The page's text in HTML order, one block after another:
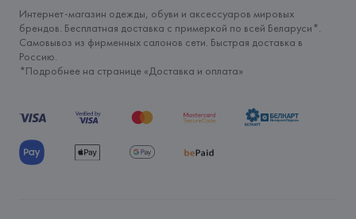
Интернет-магазин одежды, обуви и аксессуаров мировых
брендов. Бесплатная доставка с примеркой по всей Беларуси*.
Самовывоз из фирменных салонов сети. Быстрая доставка в
Россию.
*Подробнее на странице «Доставка и оплата»